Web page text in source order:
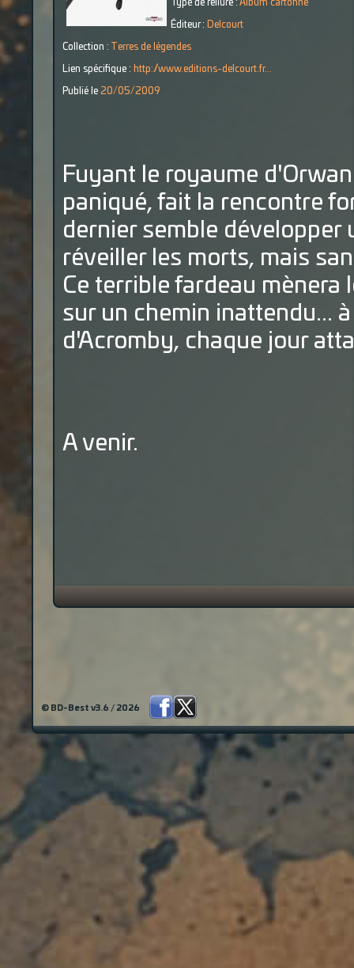
Type de reliure : Album cartonné
Éditeur : Delcourt
Collection : Terres de légendes
Lien spécifique : http://www.editions-delcourt.fr...
Publié le 20/05/2009
Fuyant le royaume
paniqué, fait la rencontre
dernier semble développer
réveiller les morts, mais
Ce terrible fardeau
sur un chemin inattendu...
d'Acromby, chaque jour
A venir.
© BD-Best v3.6 / 2026